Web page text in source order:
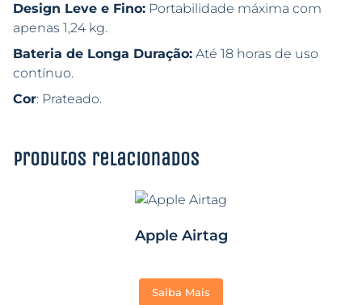
Design Leve e Fino: Portabilidade máxima com
apenas 1,24 kg.
Bateria de Longa Duração: Até 18 horas de uso
contínuo.
Cor: Prateado.
Produtos relacionados
Apple Airtag
Saiba Mais